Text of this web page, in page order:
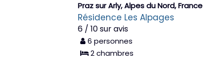
Praz sur Arly, Alpes du Nord, France
Résidence Les Alpages
6 / 10 sur avis
6 personnes
2 chambres